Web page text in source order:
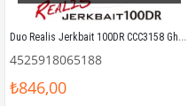
Duo Realis Jerkbait 100DR CCC3158 Ghost Gill
4525918065188
₺846,00